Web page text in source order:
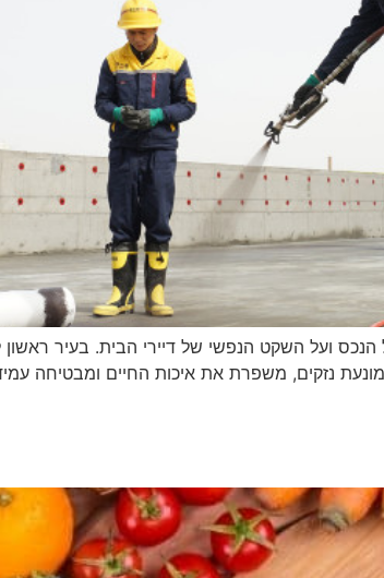
ועל השקט הנפשי של דיירי הבית. בעיר ראשון
נזקים, משפרת את איכות החיים ומבטיחה